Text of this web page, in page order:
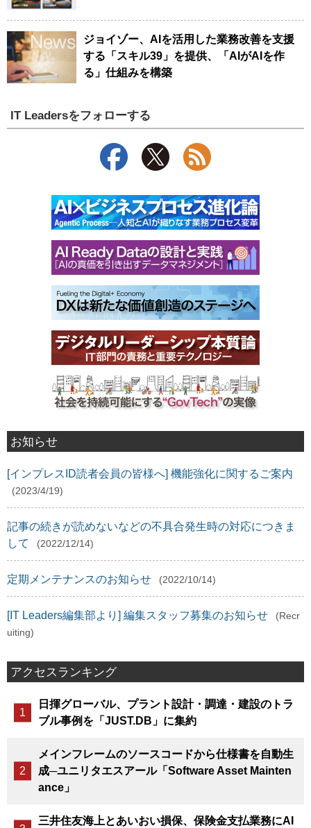
ジョイゾー、AIを活用した業務改善を支援
する「スキル39」を提供、「AIがAIを作
る」仕組みを構築
IT Leadersをフォローする
お知らせ
[インプレスID読者会員の皆様へ] 機能強化に関するご案内
(2023/4/19)
記事の続きが読めないなどの不具合発生時の対応につきま
して
(2022/12/14)
定期メンテナンスのお知らせ (2022/10/14)
[IT Leaders編集部より] 編集スタッフ募集のお知らせ
(Recr
uiting)
アクセスランキング
日揮グローバル、プラント設計・調達・建設のトラ
ブル事例を「JUST.DB」に集約
メインフレームのソースコードから仕様書を自動生
成─ユニリタエスアール「Software Asset Mainten
ance」
三井住友海上とあいおい損保、保険金支払業務にAI